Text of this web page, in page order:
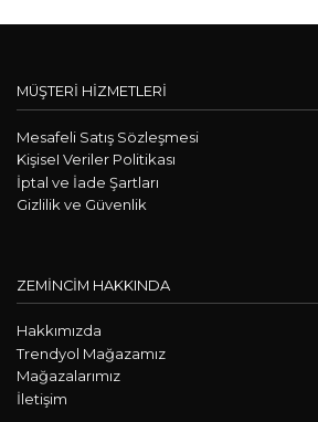
Zemincim.com’da
uygun çeşitli
bulabilirsiniz. Dekoratif
tanırken kaymaz özellikli
güvenli bir ortam
yardımcı olur. Bunun
ve toz toplayıcı özelliğe
MÜŞTERİ HİZMETLERİ
Mesafeli Satış Sözleşmesi
KişiseI Veriler Politikası
İptal ve İade Şartları
Gizlilik ve Güvenlik
ZEMİNCİM HAKKINDA
Hakkımızda
Trendyol Mağazamız
Mağazalarımız
İletişim